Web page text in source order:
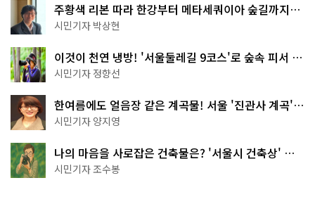
주황색 리본 따라 한강부터 메타세쿼이아 숲길까지…
서울둘레길 15코스
시민기자 박상현
이것이 천연 냉방! '서울둘레길 9코스'로 숲속 피서 떠
나볼까
시민기자 정향선
한여름에도 얼음장 같은 계곡물! 서울 '진관사 계곡'이
천국이네~
시민기자 양지영
나의 마음을 사로잡은 건축물은? '서울시 건축상' 수
상작 공개!
시민기자 조수봉